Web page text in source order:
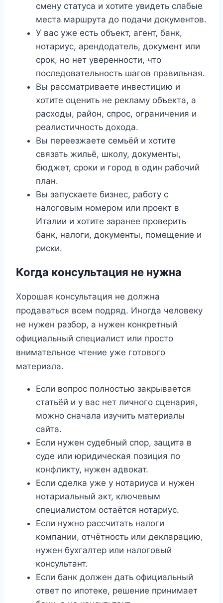
смену статуса и хотите увидеть слабые
места маршрута до подачи документов.
У вас уже есть объект, агент, банк,
нотариус, арендодатель, документ или
срок, но нет уверенности, что
последовательность шагов правильная.
Вы рассматриваете инвестицию и
хотите оценить не рекламу объекта, а
расходы, район, спрос, ограничения и
реалистичность дохода.
Вы переезжаете семьёй и хотите
связать жильё, школу, документы,
бюджет, сроки и город в один рабочий
план.
Вы запускаете бизнес, работу с
налоговым номером или проект в
Италии и хотите заранее проверить
банк, налоги, документы, помещение и
риски.
Когда консультация не нужна
Хорошая консультация не должна
продаваться всем подряд. Иногда человеку
не нужен разбор, а нужен конкретный
официальный специалист или просто
внимательное чтение уже готового
материала.
Если вопрос полностью закрывается
статьёй и у вас нет личного сценария,
можно сначала изучить материалы
сайта.
Если нужен судебный спор, защита в
суде или юридическая позиция по
конфликту, нужен адвокат.
Если сделка уже у нотариуса и нужен
нотариальный акт, ключевым
специалистом остаётся нотариус.
Если нужно рассчитать налоги
компании, отчётность или декларацию,
нужен бухгалтер или налоговый
консультант.
Если банк должен дать официальный
ответ по ипотеке, решение принимает